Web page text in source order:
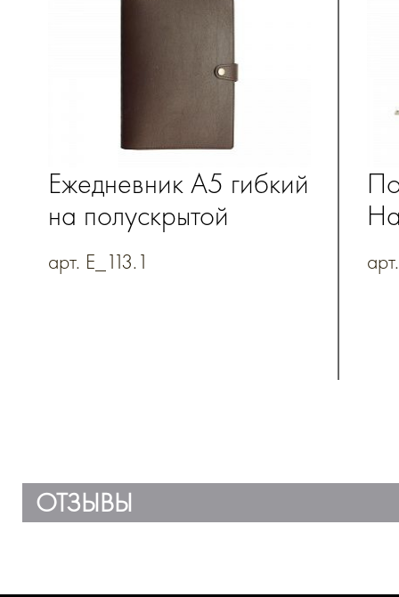
Ежедневник А5 гибкий
на полускрытой
пружине с петлей для
ручки на кнопке,
арт. E_113.1
ОТЗЫВЫ